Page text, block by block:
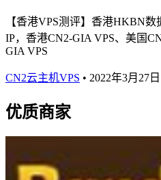
【香港VPS测评】香港HKBN
IP，香港CN2-GIA VPS、美国
GIA VPS
CN2云主机VPS • 2022年3月27日
优质商家